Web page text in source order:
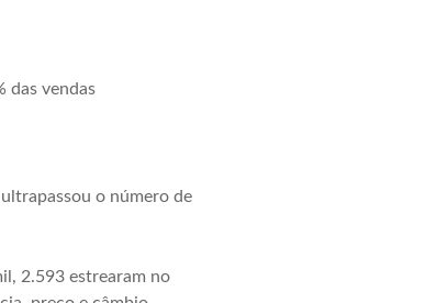
das vendas
o número de
2.593 estrearam no